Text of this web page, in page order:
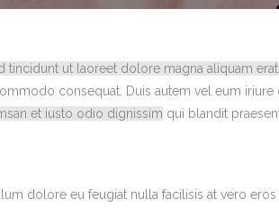
tincidunt ut laoreet dolore magna aliquam
consequat. Duis autem vel eum
et iusto odio dignissim qui blandit
dolore eu feugiat nulla facilisis at vero